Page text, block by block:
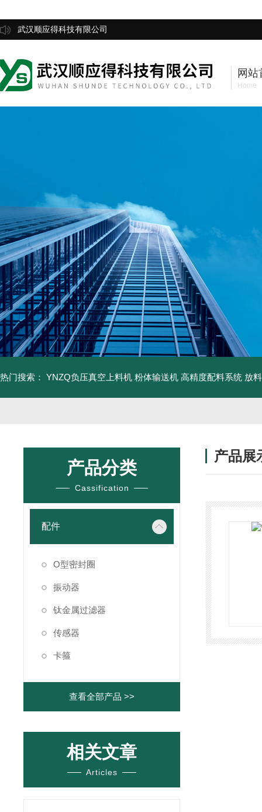
武汉顺应得科技有限公司
网站
Home
热门搜索： YNZQ负压真空上料机 粉体输送机 高精度配料系统 放
产品分类
Cassification
配件
O型密封圈
振动器
钛金属过滤器
传感器
卡箍
查看全部产品 >>
相关文章
Articles
产品展